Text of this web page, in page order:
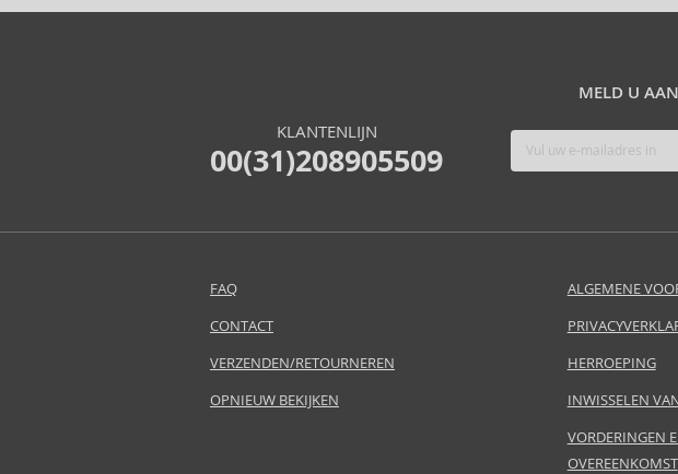
Animale (4)
Antonio Banderas (69)
Antonio Puig (8)
Apivita (64)
Ard Al Zaafaran (21)
MELD U
KLANTENLIJN
00(31)208905509
FAQ
CONTACT
VERZENDEN/RETOURNEREN
OPNIEUW BEKIJKEN
ALGEMENE
HERROEPING
INWISSELEN
VORDERINGEN
OVEREENKOMST